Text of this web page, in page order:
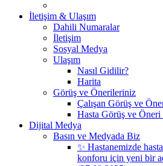
İletişim & Ulaşım
Dahili Numaralar
İletişim
Sosyal Medya
Ulaşım
Nasıl Gidilir?
Harita
Görüş ve Önerileriniz
Çalışan Görüş ve
Hasta Görüş ve Öneri
Dijital Medya
Basın ve Medyada Biz
✨ Hastanemizde
konforu için yeni bir